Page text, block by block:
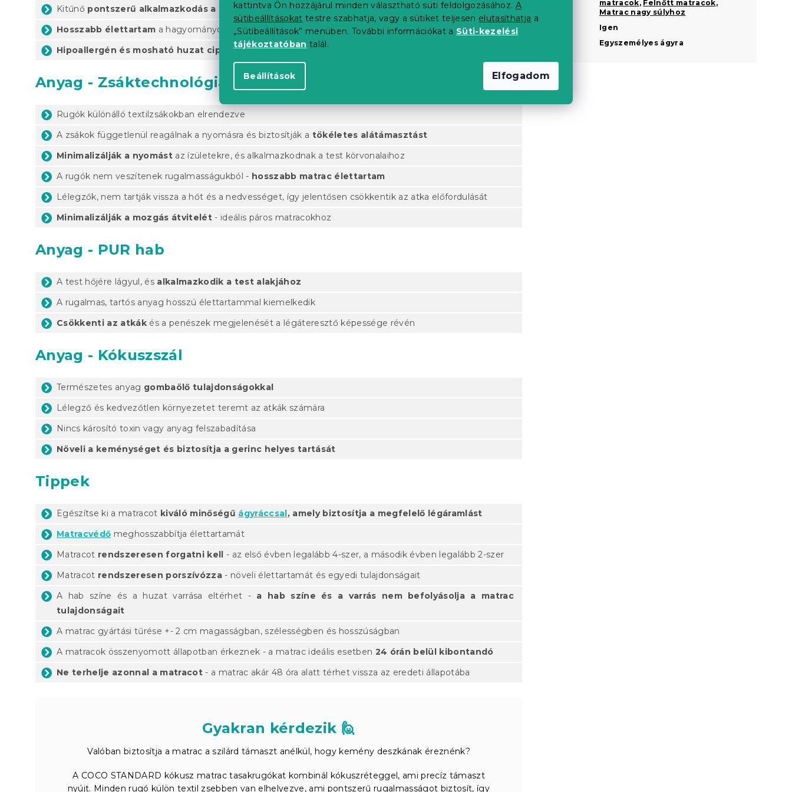
kattintva Ön hozzájárul minden választható süti feldolgozásához. A
sütibeállításokat testre szabhatja, vagy a sütiket teljesen elutasíthatja a
„Sütibeállítások” menüben. További információkat a Süti-kezelési
tájékoztatóban talál.
Beállítások Elfogadom
Kitűnő pontszerű alkalmazkodás a testheza zsáktechnológia révén
Hosszabb élettartam a hagyományos habmatracokhoz képest a rugós technológiának köszönhetően
Hipoallergén és mosható huzat cipzárral
Anyag - Zsáktechnológiájú rugók
Rugók különálló textilzsákokban elrendezve
A zsákok függetlenül reagálnak a nyomásra és biztosítják a tökéletes alátámasztást
Minimalizálják a nyomást az ízületekre, és alkalmazkodnak a test körvonalaihoz
A rugók nem veszítenek rugalmasságukból - hosszabb matrac élettartam
Lélegzők, nem tartják vissza a hőt és a nedvességet, így jelentősen csökkentik az atka előfordulását
Minimalizálják a mozgás átvitelét - ideális páros matracokhoz
Anyag - PUR hab
A test hőjére lágyul, és alkalmazkodik a test alakjához
A rugalmas, tartós anyag hosszú élettartammal kiemelkedik
Csökkenti az atkák és a penészek megjelenését a légáteresztő képessége révén
Anyag - Kókuszszál
Természetes anyag gombaölő tulajdonságokkal
Lélegző és kedvezőtlen környezetet teremt az atkák számára
Nincs károsító toxin vagy anyag felszabadítása
Növeli a keménységet és biztosítja a gerinc helyes tartását
Tippek
Egészítse ki a matracot kiváló minőségű ágyráccsal, amely biztosítja a megfelelő légáramlást
Matracvédő meghosszabbítja élettartamát
Matracot rendszeresen forgatni kell - az első évben legalább 4-szer, a második évben legalább 2-szer
Matracot rendszeresen porszívózza - növeli élettartamát és egyedi tulajdonságait
A hab színe és a huzat varrása eltérhet - a hab színe és a varrás nem befolyásolja a matrac
tulajdonságait
A matrac gyártási tűrése +- 2 cm magasságban, szélességben és hosszúságban
A matracok összenyomott állapotban érkeznek - a matrac ideális esetben 24 órán belül kibontandó
Ne terhelje azonnal a matracot - a matrac akár 48 óra alatt térhet vissza az eredeti állapotába
Gyakran kérdezik 🙋
Valóban biztosítja a matrac a szilárd támaszt anélkül, hogy kemény deszkának éreznénk?
A COCO STANDARD kókusz matrac tasakrugókat kombinál kókuszréteggel, ami precíz támaszt
nyújt. Minden rugó külön textil zsebben van elhelyezve, ami pontszerű rugalmasságot biztosít, így
matracok, Felnőtt matracok,
Matrac nagy súlyhoz
Igen
Egyszemélyes ágyra